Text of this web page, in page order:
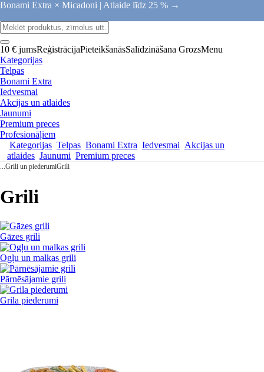
Bonami Extra × Micadoni | Atlaide līdz 25 % →
10 € jumsReģistrācijaPieteikšanāsSalīdzināšana GrozsMenu
Kategorijas
Telpas
Bonami Extra
Iedvesmai
Akcijas un atlaides
Jaunumi
Premium preces
Profesionāļiem
Kategorijas Telpas Bonami Extra Iedvesmai Akcijas un
atlaides Jaunumi Premium preces
...Grili un piederumiGrili
Grili
Gāzes grili
Ogļu un malkas grili
Pārnēsājamie grili
Grila piederumi